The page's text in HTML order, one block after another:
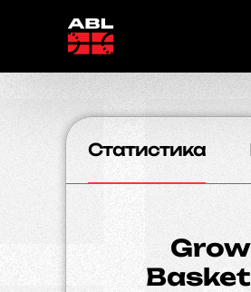
Статистика
Grow
Basket